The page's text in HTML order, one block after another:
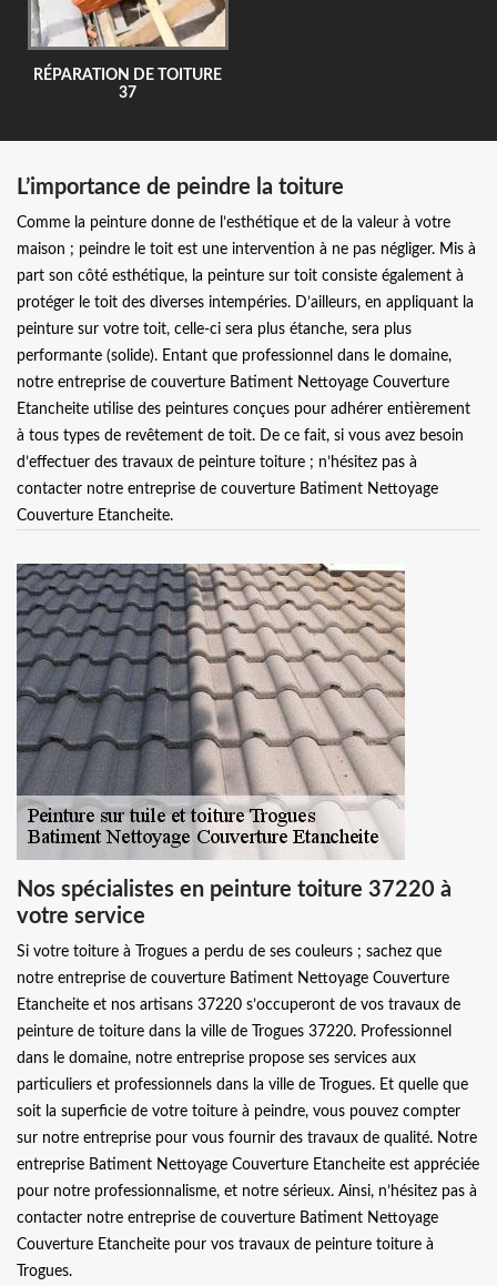
RÉPARATION DE TOITURE
37
L’importance de peindre la toiture
Comme la peinture donne de l’esthétique et de la valeur à votre
maison ; peindre le toit est une intervention à ne pas négliger. Mis à
part son côté esthétique, la peinture sur toit consiste également à
protéger le toit des diverses intempéries. D’ailleurs, en appliquant la
peinture sur votre toit, celle-ci sera plus étanche, sera plus
performante (solide). Entant que professionnel dans le domaine,
notre entreprise de couverture Batiment Nettoyage Couverture
Etancheite utilise des peintures conçues pour adhérer entièrement
à tous types de revêtement de toit. De ce fait, si vous avez besoin
d’effectuer des travaux de peinture toiture ; n’hésitez pas à
contacter notre entreprise de couverture Batiment Nettoyage
Couverture Etancheite.
Nos spécialistes en peinture toiture 37220 à
votre service
Si votre toiture à Trogues a perdu de ses couleurs ; sachez que
notre entreprise de couverture Batiment Nettoyage Couverture
Etancheite et nos artisans 37220 s’occuperont de vos travaux de
peinture de toiture dans la ville de Trogues 37220. Professionnel
dans le domaine, notre entreprise propose ses services aux
particuliers et professionnels dans la ville de Trogues. Et quelle que
soit la superficie de votre toiture à peindre, vous pouvez compter
sur notre entreprise pour vous fournir des travaux de qualité. Notre
entreprise Batiment Nettoyage Couverture Etancheite est appréciée
pour notre professionnalisme, et notre sérieux. Ainsi, n’hésitez pas à
contacter notre entreprise de couverture Batiment Nettoyage
Couverture Etancheite pour vos travaux de peinture toiture à
Trogues.